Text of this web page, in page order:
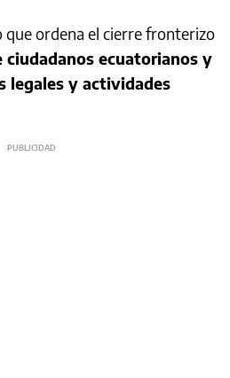
ordena el cierre fronterizo
ciudadanos ecuatorianos y
legales y actividades